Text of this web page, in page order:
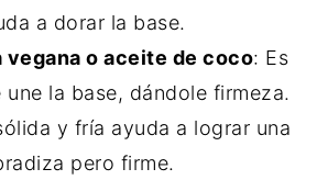
a dorar la base.
vegana o aceite de coco: Es
une la base, dándole firmeza.
y fría ayuda a lograr una
pero firme.